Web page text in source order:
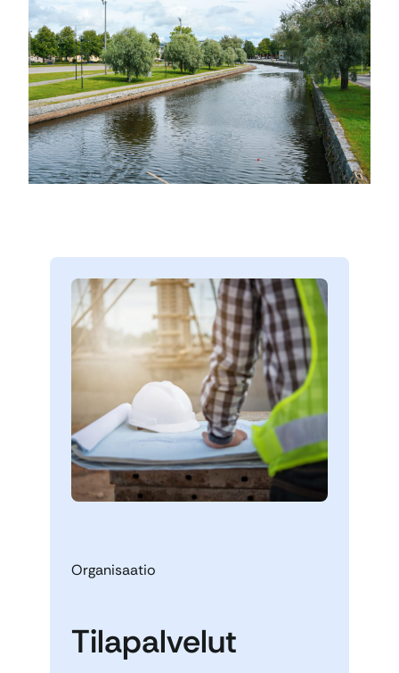
Organisaatio
Tilapalvelut